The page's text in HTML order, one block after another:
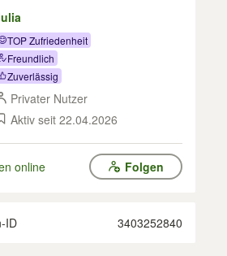
TOP Zufriedenheit
Freundlich
Zuverlässig
Privater Nutzer
Aktiv seit 22.04.2026
online Folgen
ID 3403252840